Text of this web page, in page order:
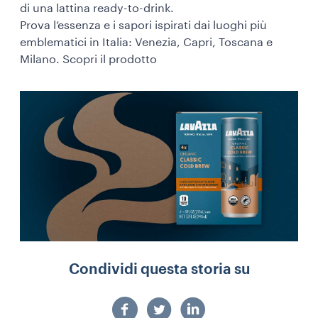
di una lattina ready-to-drink.
Prova l’essenza e i sapori ispirati dai luoghi più
emblematici in Italia: Venezia, Capri, Toscana e
Milano. Scopri il prodotto
Condividi questa storia su